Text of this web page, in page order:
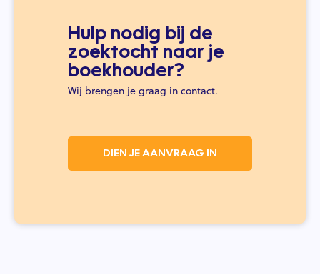
Hulp nodig bij de
zoektocht naar je
boekhouder?
Wij brengen je graag in contact.
DIEN JE AANVRAAG IN